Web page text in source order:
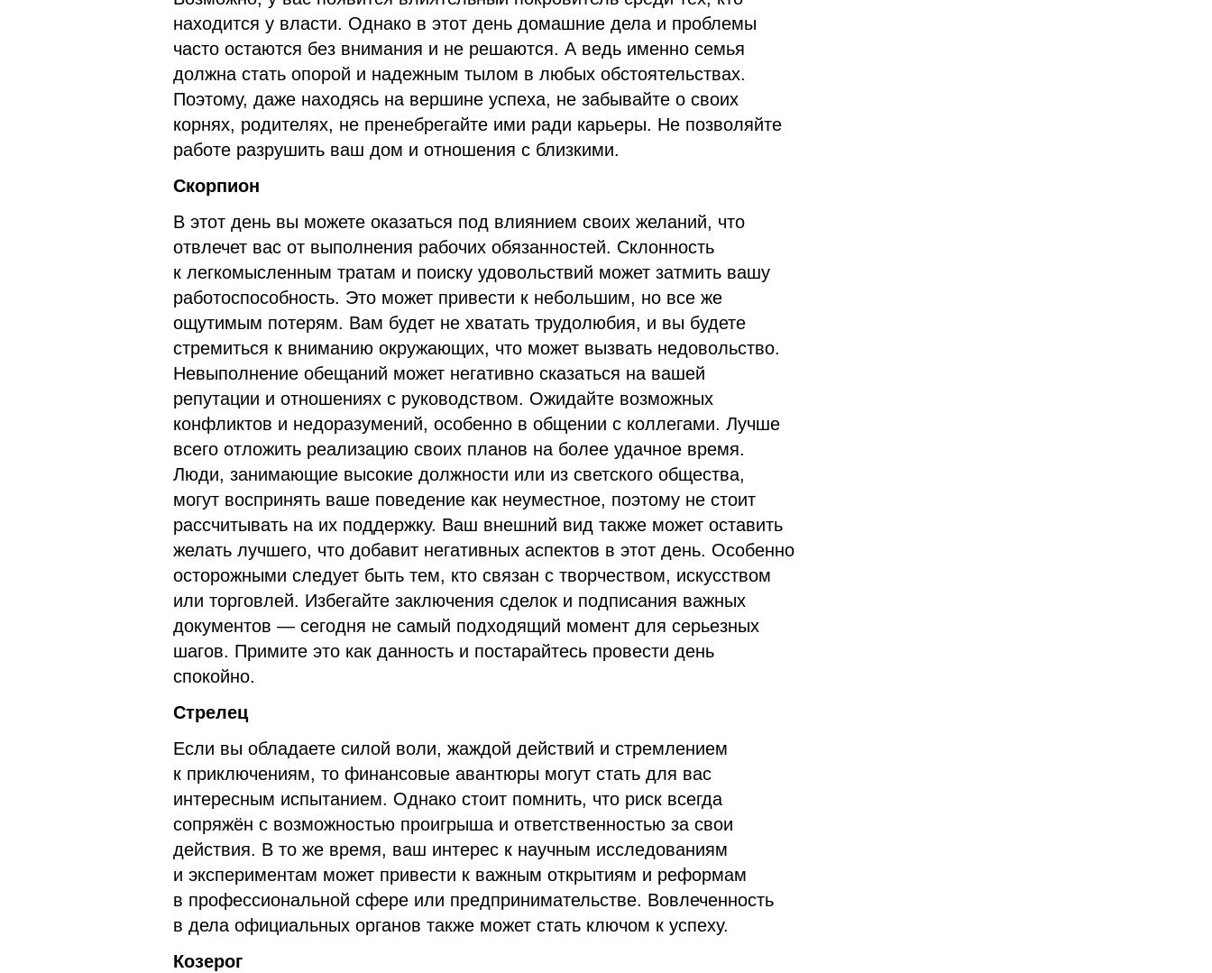
находится у власти. Однако в этот день домашние дела и проблемы
часто остаются без внимания и не решаются. А ведь именно семья
должна стать опорой и надежным тылом в любых обстоятельствах.
Поэтому, даже находясь на вершине успеха, не забывайте о своих
корнях, родителях, не пренебрегайте ими ради карьеры. Не позволяйте
работе разрушить ваш дом и отношения с близкими.
Скорпион
В этот день вы можете оказаться под влиянием своих желаний, что
отвлечет вас от выполнения рабочих обязанностей. Склонность
к легкомысленным тратам и поиску удовольствий может затмить вашу
работоспособность. Это может привести к небольшим, но все же
ощутимым потерям. Вам будет не хватать трудолюбия, и вы будете
стремиться к вниманию окружающих, что может вызвать недовольство.
Невыполнение обещаний может негативно сказаться на вашей
репутации и отношениях с руководством. Ожидайте возможных
конфликтов и недоразумений, особенно в общении с коллегами. Лучше
всего отложить реализацию своих планов на более удачное время.
Люди, занимающие высокие должности или из светского общества,
могут воспринять ваше поведение как неуместное, поэтому не стоит
рассчитывать на их поддержку. Ваш внешний вид также может оставить
желать лучшего, что добавит негативных аспектов в этот день. Особенно
осторожными следует быть тем, кто связан с творчеством, искусством
или торговлей. Избегайте заключения сделок и подписания важных
документов — сегодня не самый подходящий момент для серьезных
шагов. Примите это как данность и постарайтесь провести день
спокойно.
Стрелец
Если вы обладаете силой воли, жаждой действий и стремлением
к приключениям, то финансовые авантюры могут стать для вас
интересным испытанием. Однако стоит помнить, что риск всегда
сопряжён с возможностью проигрыша и ответственностью за свои
действия. В то же время, ваш интерес к научным исследованиям
и экспериментам может привести к важным открытиям и реформам
в профессиональной сфере или предпринимательстве. Вовлеченность
в дела официальных органов также может стать ключом к успеху.
Козерог